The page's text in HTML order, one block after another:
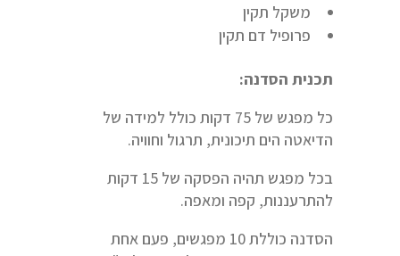
משקל תקין
פרופיל דם תקין
תכנית הסדנה:
כל מפגש של 75 דקות כולל למידה של
הדיאטה הים תיכונית, תרגול וחוויה.
בכל מפגש תהיה הפסקה של 15 דקות
להתרעננות, קפה ומאפה.
הסדנה כוללת 10 מפגשים, פעם אחת